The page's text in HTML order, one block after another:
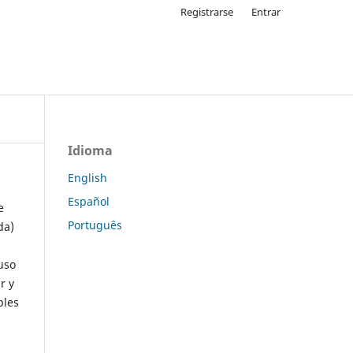
Registrarse Entrar
y
Idioma
English
Español
Português